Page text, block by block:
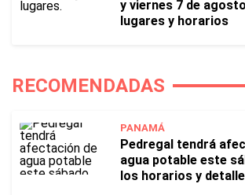
y viernes 7 de
lugares y horarios
RECOMENDADAS
PANAMÁ
Pedregal tendrá
agua potable este
los horarios y